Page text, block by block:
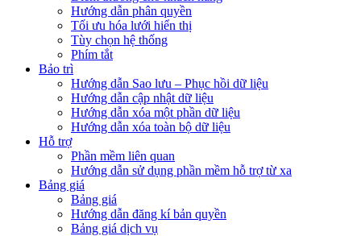
Hướng dẫn phân quyền
Tối ưu hóa lưới hiển thị
Tùy chọn hệ thống
Phím tắt
Bảo trì
Hướng dẫn Sao lưu – Phục hồi dữ liệu
Hướng dẫn cập nhật dữ liệu
Hướng dẫn xóa một phần dữ liệu
Hướng dẫn xóa toàn bộ dữ liệu
Hỗ trợ
Phần mềm liên quan
Hướng dẫn sử dụng phần mềm hỗ trợ từ xa
Bảng giá
Bảng giá
Hướng dẫn đăng kí bản quyền
Bảng giá dịch vụ